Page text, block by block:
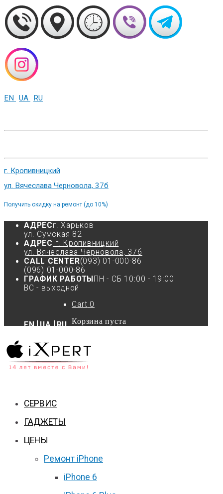
EN UA RU
г. Кропивницкий
ул. Вячеслава Черновола, 37б
Получить скидку на ремонт (до 10%)
АДРЕСг. Харьков
ул. Сумская 82
АДРЕС г. Кропивницкий
ул. Вячеслава Черновола, 37б
CALL CENTER(093) 01-000-86
(096) 01-000-86
ГРАФИК РАБОТЫ ПН - СБ 10:00 - 19:00
ВС - выходной
EN UA RU
Cart 0
Корзина пуста
СЕРВИС
ГАДЖЕТЫ
ЦЕНЫ
Ремонт iPhone
iPhone 6